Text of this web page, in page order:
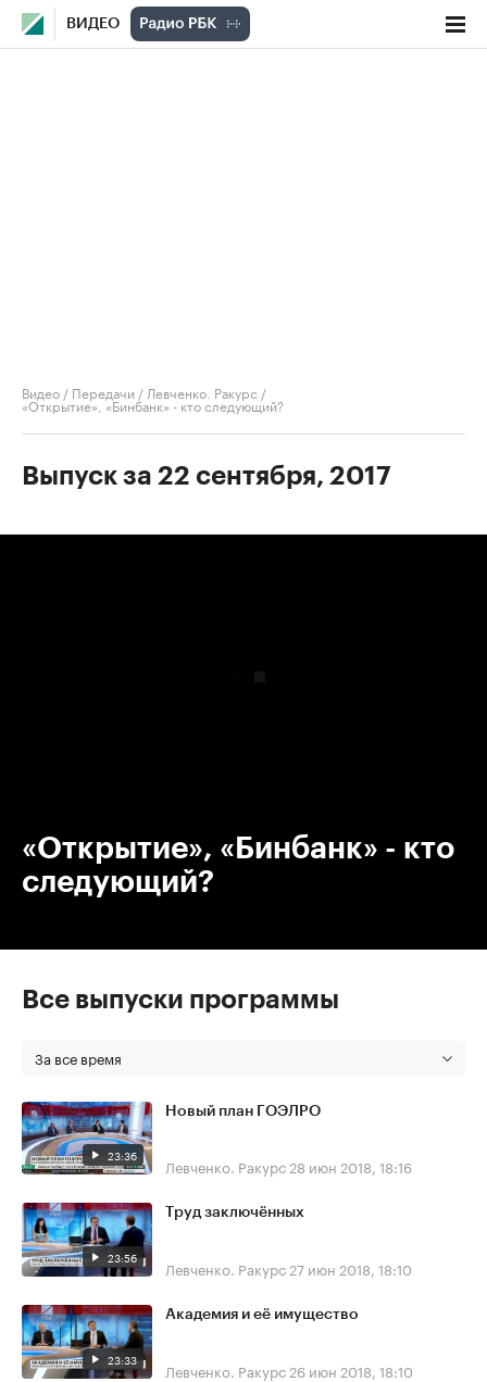
ВИДЕО
Видео / Передачи / Левченко. Ракурс /
«Открытие», «Бинбанк» - кто следующий?
Выпуск за 22 сентября, 2017
«Открытие», «Бинбанк» - кто
следующий?
Все выпуски программы
За все время
23:36
Новый план ГОЭЛРО
Левченко. Ракурс 28 июн 2018, 18:16
23:56
Труд заключённых
Левченко. Ракурс 27 июн 2018, 18:10
23:33
Академия и её имущество
Левченко. Ракурс 26 июн 2018, 18:10